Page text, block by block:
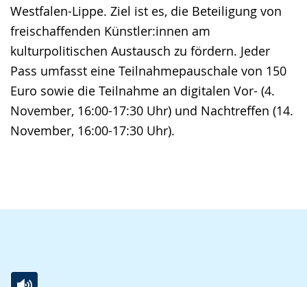
Westfalen-Lippe. Ziel ist es, die Beteiligung von
freischaffenden Künstler:innen am
kulturpolitischen Austausch zu fördern. Jeder
Pass umfasst eine Teilnahmepauschale von 150
Euro sowie die Teilnahme an digitalen Vor- (4.
November, 16:00-17:30 Uhr) und Nachtreffen (14.
November, 16:00-17:30 Uhr).